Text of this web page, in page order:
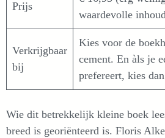
Prijs
waardevolle
Verkrijgbaar
bij
Kies voor de
cement. En àls je
prefereert, kies dan
Wie dit betrekkelijk kleine boek
breed is georiënteerd is. Floris